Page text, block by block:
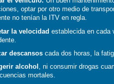
optar por otro medio de
no tenían la ITV en regla.
la velocidadestablecida en cada
descansos cada dos horas, la
alcohol , ni consumir drogas
mortales.